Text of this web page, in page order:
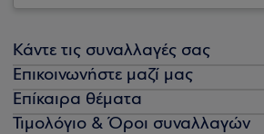
Κάντε τις συναλλαγές σας
Επικοινωνήστε μαζί μας
Επίκαιρα θέματα
Τιμολόγιο & Όροι συναλλαγών